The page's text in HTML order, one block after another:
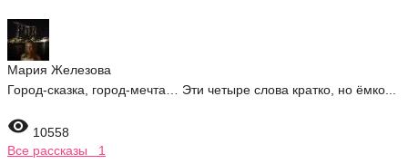
Мария Железова
Город-сказка, город-мечта… Эти четыре слова кратко, но ёмко...
 10558
Все рассказы 1